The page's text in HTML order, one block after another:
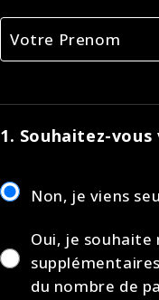
1. Souhaitez-vous
Non, je viens
Oui, je souhaite
du nombre de